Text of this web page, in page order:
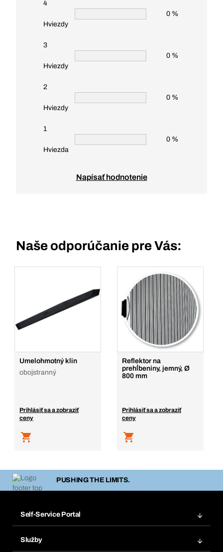
4
Hviezdy
0 %
3
Hviezdy
0 %
2
Hviezdy
0 %
1
Hviezda
0 %
Napísať hodnotenie
Naše odporúčanie pre Vás:
Umelohmotný klin
obojstranný
Prihlásiť sa a zobraziť
ceny
Reflektor na
prehĺbeniny, jemný, Ø
800 mm
Prihlásiť sa a zobraziť
ceny
PUSHING THE LIMITS.
Self-Service Portal
Služby